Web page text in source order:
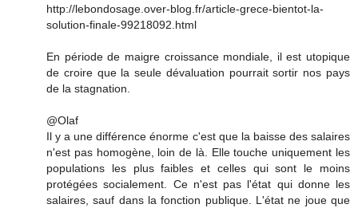
http://lebondosage.over-blog.fr/article-grece-bientot-la-
solution-finale-99218092.html
En période de maigre croissance mondiale, il est utopique
de croire que la seule dévaluation pourrait sortir nos pays
de la stagnation.
@Olaf
Il y a une différence énorme c'est que la baisse des salaires
n'est pas homogène, loin de là. Elle touche uniquement les
populations les plus faibles et celles qui sont le moins
protégées socialement. Ce n'est pas l'état qui donne les
salaires, sauf dans la fonction publique. L'état ne joue que